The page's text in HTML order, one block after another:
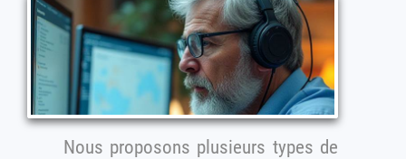
Nous proposons plusieurs types de